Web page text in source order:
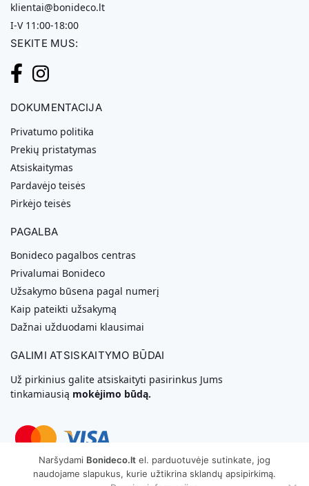
klientai@bonideco.lt
I-V 11:00-18:00
SEKITE MUS:
DOKUMENTACIJA
Privatumo politika
Prekių pristatymas
Atsiskaitymas
Pardavėjo teisės
Pirkėjo teisės
PAGALBA
Bonideco pagalbos centras
Privalumai Bonideco
Užsakymo būsena pagal numerį
Kaip pateikti užsakymą
Dažnai užduodami klausimai
GALIMI ATSISKAITYMO BŪDAI
Už pirkinius galite atsiskaityti pasirinkus Jums
tinkamiausią mokėjimo būdą.
Svetainių Kūrimas
Naršydami Bonideco.lt el. parduotuvėje sutinkate, jog
naudojame slapukus, kurie užtikrina sklandų apsipirkimą.